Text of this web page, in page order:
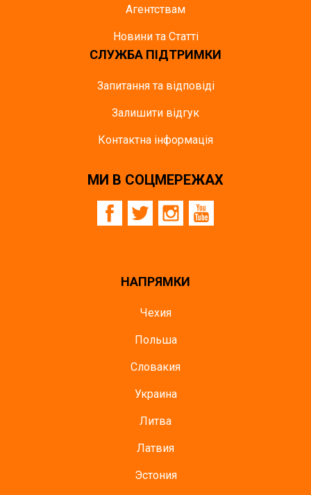
Агентствам
Новини та Статті
СЛУЖБА ПІДТРИМКИ
Запитання та відповіді
Залишити відгук
Контактна інформація
МИ В СОЦМЕРЕЖАХ
НАПРЯМКИ
Чехия
Польша
Словакия
Украина
Литва
Латвия
Эстония